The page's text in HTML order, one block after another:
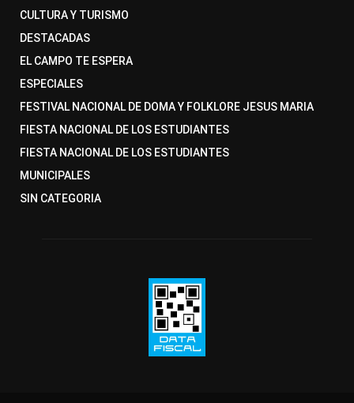
CULTURA Y TURISMO
DESTACADAS
EL CAMPO TE ESPERA
ESPECIALES
FESTIVAL NACIONAL DE DOMA Y FOLKLORE JESUS MARIA
FIESTA NACIONAL DE LOS ESTUDIANTES
FIESTA NACIONAL DE LOS ESTUDIANTES
MUNICIPALES
SIN CATEGORIA